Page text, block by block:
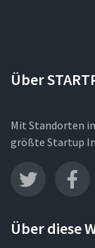
Über
Mit Standorten
größte Startup
Über diese